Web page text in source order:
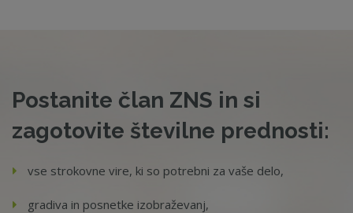
Postanite član ZNS in si
zagotovite številne prednosti:
vse strokovne vire, ki so potrebni za vaše delo,
gradiva in posnetke izobraževanj,